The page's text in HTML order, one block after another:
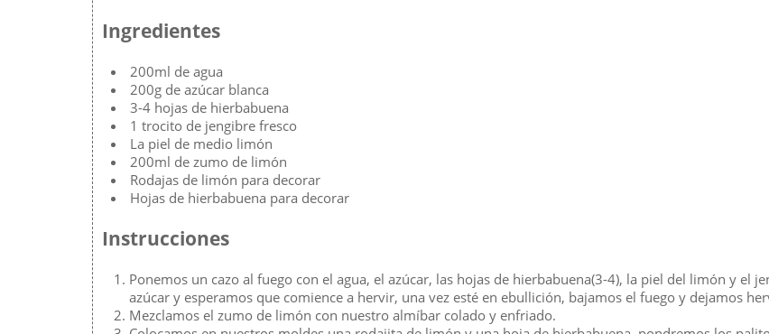
Ingredientes
200ml de agua
200g de azúcar blanca
3-4 hojas de hierbabuena
1 trocito de jengibre fresco
La piel de medio limón
200ml de zumo de limón
Rodajas de limón para decorar
Hojas de hierbabuena para decorar
Instrucciones
Ponemos un cazo al fuego con el agua, el azúcar, las hojas de hierbabuena(3-4), la piel del limón y el
azúcar y esperamos que comience a hervir, una vez esté en ebullición, bajamos el fuego y dejamos
Mezclamos el zumo de limón con nuestro almíbar colado y enfriado.